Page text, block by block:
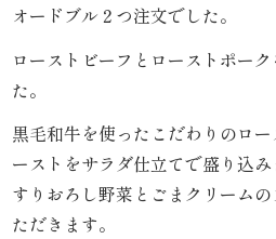
の
内
当
折
オードブル２つ注文でした。
ローストビーフとローストポー
た。
黒毛和牛を使ったこだわりのロ
ーストをサラダ仕立てで盛り込み
すりおろし野菜とごまクリーム
ただきます。